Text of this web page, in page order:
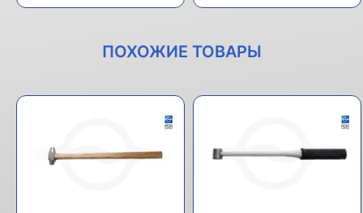
ПОХОЖИЕ ТОВАРЫ